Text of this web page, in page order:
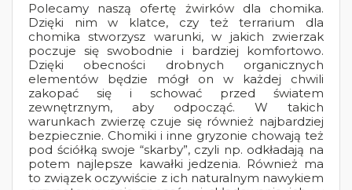
Polecamy naszą ofertę żwirków dla chomika.
Dzięki nim w klatce, czy też terrarium dla
chomika stworzysz warunki, w jakich zwierzak
poczuje się swobodnie i bardziej komfortowo.
Dzięki obecności drobnych organicznych
elementów będzie mógł on w każdej chwili
zakopać się i schować przed światem
zewnętrznym, aby odpocząć. W takich
warunkach zwierzę czuje się również najbardziej
bezpiecznie. Chomiki i inne gryzonie chowają też
pod ściółką swoje “skarby”, czyli np. odkładają na
potem najlepsze kawałki jedzenia. Również ma
to związek oczywiście z ich naturalnym nawykiem